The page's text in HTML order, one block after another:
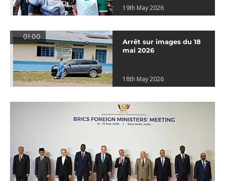
19th May 2026
01:00
Arrêt sur images du 18
mai 2026
18th May 2026